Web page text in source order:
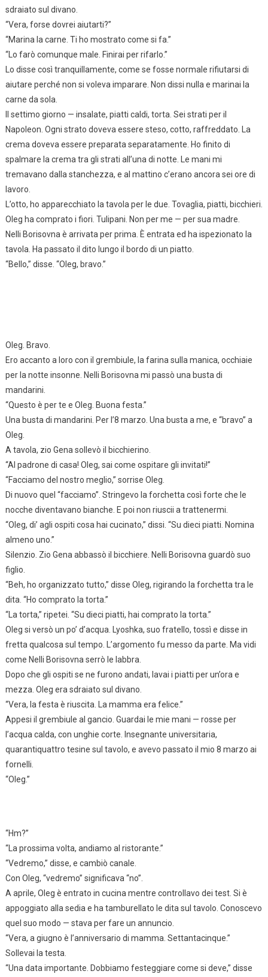
sdraiato sul divano.
“Vera, forse dovrei aiutarti?”
“Marina la carne. Ti ho mostrato come si fa.”
“Lo farò comunque male. Finirai per rifarlo.”
Lo disse così tranquillamente, come se fosse normale rifiutarsi di
aiutare perché non si voleva imparare. Non dissi nulla e marinai la
carne da sola.
Il settimo giorno — insalate, piatti caldi, torta. Sei strati per il
Napoleon. Ogni strato doveva essere steso, cotto, raffreddato. La
crema doveva essere preparata separatamente. Ho finito di
spalmare la crema tra gli strati all’una di notte. Le mani mi
tremavano dalla stanchezza, e al mattino c’erano ancora sei ore di
lavoro.
L’otto, ho apparecchiato la tavola per le due. Tovaglia, piatti, bicchieri.
Oleg ha comprato i fiori. Tulipani. Non per me — per sua madre.
Nelli Borisovna è arrivata per prima. È entrata ed ha ispezionato la
tavola. Ha passato il dito lungo il bordo di un piatto.
“Bello,” disse. “Oleg, bravo.”
Oleg. Bravo.
Ero accanto a loro con il grembiule, la farina sulla manica, occhiaie
per la notte insonne. Nelli Borisovna mi passò una busta di
mandarini.
“Questo è per te e Oleg. Buona festa.”
Una busta di mandarini. Per l’8 marzo. Una busta a me, e “bravo” a
Oleg.
A tavola, zio Gena sollevò il bicchierino.
“Al padrone di casa! Oleg, sai come ospitare gli invitati!”
“Facciamo del nostro meglio,” sorrise Oleg.
Di nuovo quel “facciamo”. Stringevo la forchetta così forte che le
nocche diventavano bianche. E poi non riuscii a trattenermi.
“Oleg, di’ agli ospiti cosa hai cucinato,” dissi. “Su dieci piatti. Nomina
almeno uno.”
Silenzio. Zio Gena abbassò il bicchiere. Nelli Borisovna guardò suo
figlio.
“Beh, ho organizzato tutto,” disse Oleg, rigirando la forchetta tra le
dita. “Ho comprato la torta.”
“La torta,” ripetei. “Su dieci piatti, hai comprato la torta.”
Oleg si versò un po’ d’acqua. Lyoshka, suo fratello, tossì e disse in
fretta qualcosa sul tempo. L’argomento fu messo da parte. Ma vidi
come Nelli Borisovna serrò le labbra.
Dopo che gli ospiti se ne furono andati, lavai i piatti per un’ora e
mezza. Oleg era sdraiato sul divano.
“Vera, la festa è riuscita. La mamma era felice.”
Appesi il grembiule al gancio. Guardai le mie mani — rosse per
l’acqua calda, con unghie corte. Insegnante universitaria,
quarantiquattro tesine sul tavolo, e avevo passato il mio 8 marzo ai
fornelli.
“Oleg.”
“Hm?”
“La prossima volta, andiamo al ristorante.”
“Vedremo,” disse, e cambiò canale.
Con Oleg, “vedremo” significava “no”.
A aprile, Oleg è entrato in cucina mentre controllavo dei test. Si è
appoggiato alla sedia e ha tamburellato le dita sul tavolo. Conoscevo
quel suo modo — stava per fare un annuncio.
“Vera, a giugno è l’anniversario di mamma. Settantacinque.”
Sollevai la testa.
“Una data importante. Dobbiamo festeggiare come si deve,” disse